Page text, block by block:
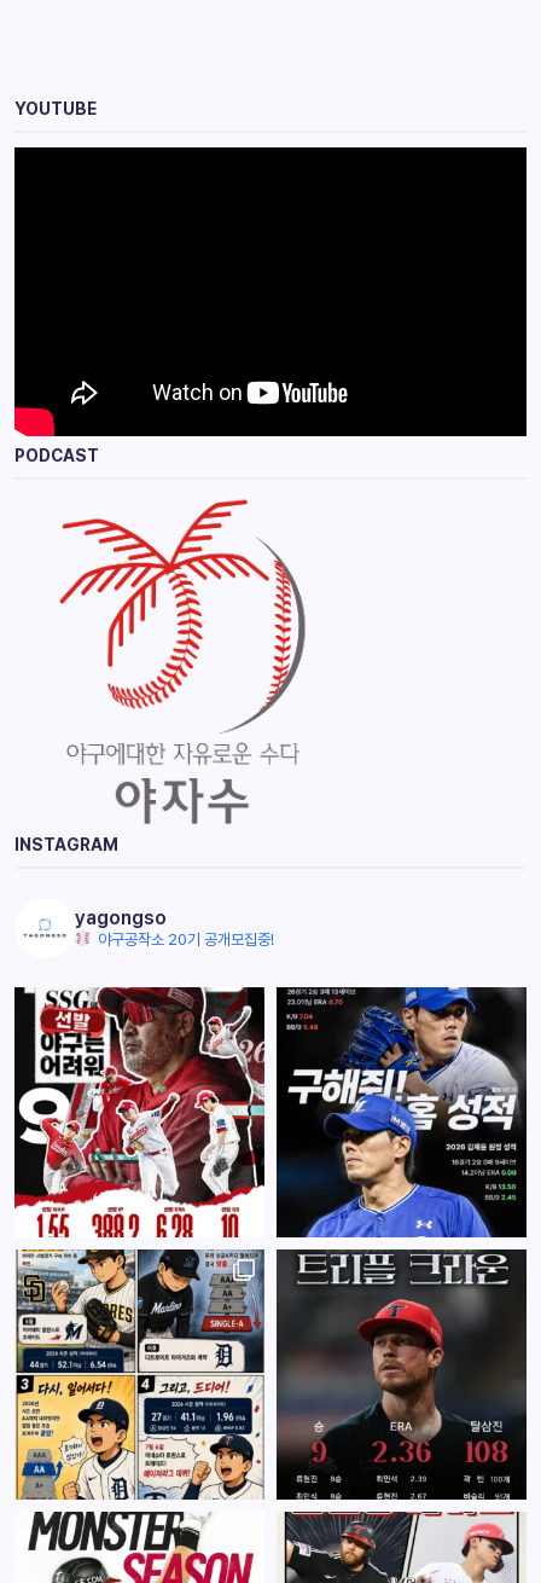
YOUTUBE
PODCAST
INSTAGRAM
yagongso
야구공작소 20기 공개모집중!